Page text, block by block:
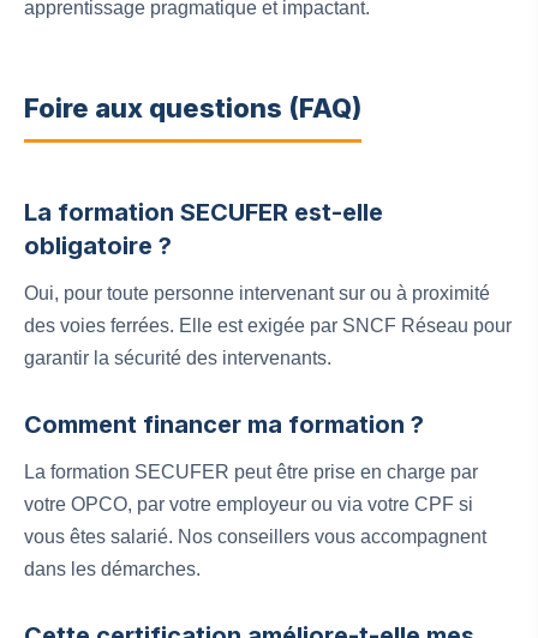
apprentissage pragmatique et impactant.
Foire aux questions (FAQ)
La formation SECUFER est-elle
obligatoire ?
Oui, pour toute personne intervenant sur ou à proximité
des voies ferrées. Elle est exigée par SNCF Réseau pour
garantir la sécurité des intervenants.
Comment financer ma formation ?
La formation SECUFER peut être prise en charge par
votre OPCO, par votre employeur ou via votre CPF si
vous êtes salarié. Nos conseillers vous accompagnent
dans les démarches.